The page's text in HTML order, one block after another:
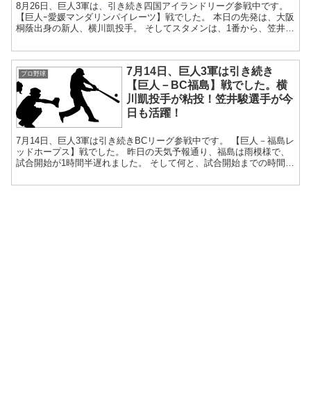
8月26日、巨人3軍は、引き続き四国アイランドリーグ参戦中です。
【巨人ｰ愛媛マンダリンパイレーツ】戦でした。 本日の先発は、大阪
桐蔭出身の新人、横川凱投手。 そしてスタメンは、1番から、笠井、
プロ野球
7月14日、巨人3軍は引き続き
【巨人－BC福島】戦でした。横
川凱投手が粘投！笠井駿選手が今
日も活躍！
7月14日、巨人3軍は引き続きBCリーグ参戦中です。 【巨人－福島レ
ッドホープス】戦でした。 昨日の天気予報通り、福島は雨模様で、
試合開始が1時間半遅れました。 そして何と、試合開始までの時間